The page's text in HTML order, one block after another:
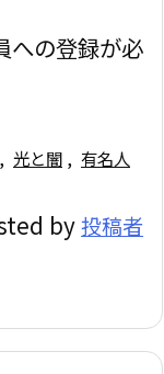
への登録が必
, 光と闇 , 有名人
by投稿者